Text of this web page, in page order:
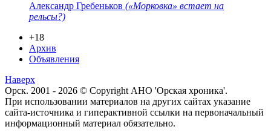
Александр Гребеньков («Морковка» встает на
рельсы?)
+18
Архив
Объявления
Наверх
Орск. 2001 - 2026 © Copyright АНО 'Орская хроника'.
При использовании материалов на других сайтах указание
сайта-источника и гиперактивной ссылки на первоначальный
информационный материал обязательно.